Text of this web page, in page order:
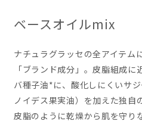
ベースオイルmix
ナチュラグラッセの全アイテム
「ブランド成分」。皮脂組成
バ種子油*に、酸化しにくいサ
ノイデス果実油） を加えた独自
皮脂のように乾燥から肌を守り